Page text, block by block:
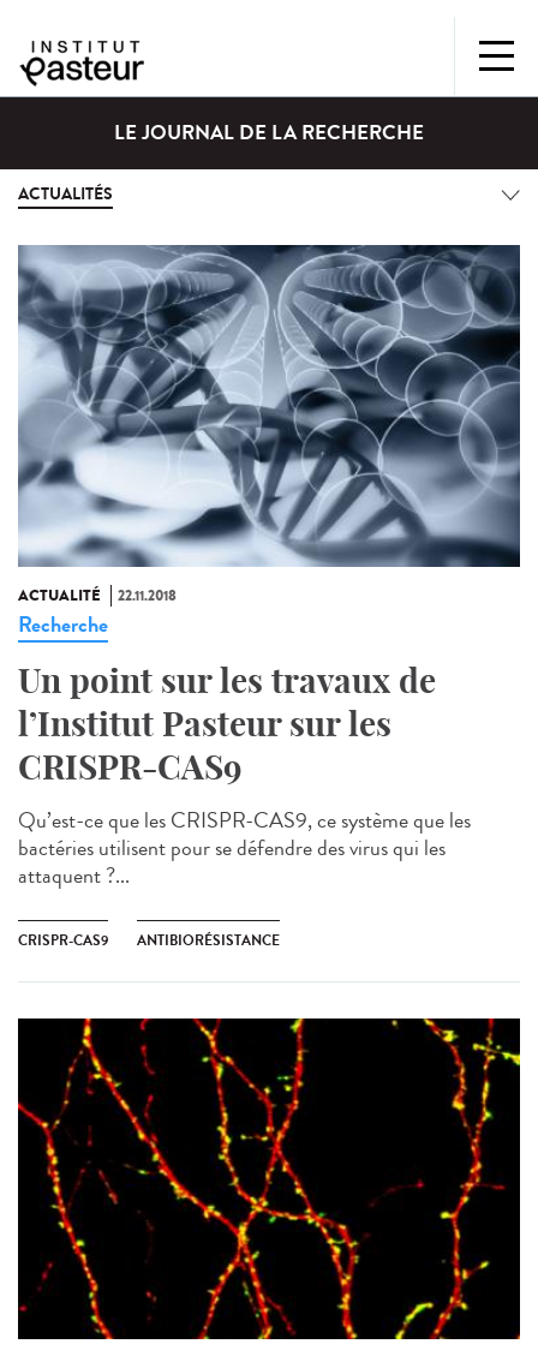
LE JOURNAL DE LA RECHERCHE
ACTUALITÉS
ACTUALITÉ 22.11.2018
Recherche
Un point sur les travaux de
l’Institut Pasteur sur les
CRISPR-CAS9
Qu’est-ce que les CRISPR-CAS9, ce système que les
bactéries utilisent pour se défendre des virus qui les
attaquent ?...
CRISPR-CAS9 ANTIBIORÉSISTANCE